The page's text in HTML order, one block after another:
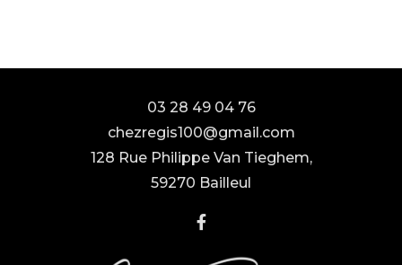
03 28 49 04 76
chezregis100@gmail.com
128 Rue Philippe Van Tieghem,
59270 Bailleul